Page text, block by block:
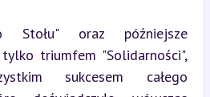
Stołu" oraz późniejsze
triumfem "Solidarności",
sukcesem całego